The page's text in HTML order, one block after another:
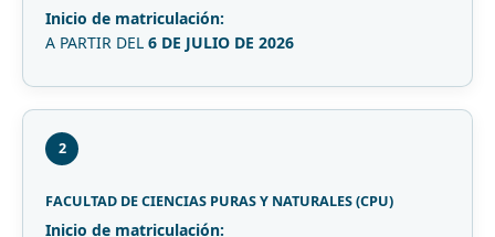
Inicio de matriculación:
A PARTIR DEL 6 DE JULIO DE 2026
2
FACULTAD DE CIENCIAS PURAS Y NATURALES (CPU)
Inicio de matriculación: